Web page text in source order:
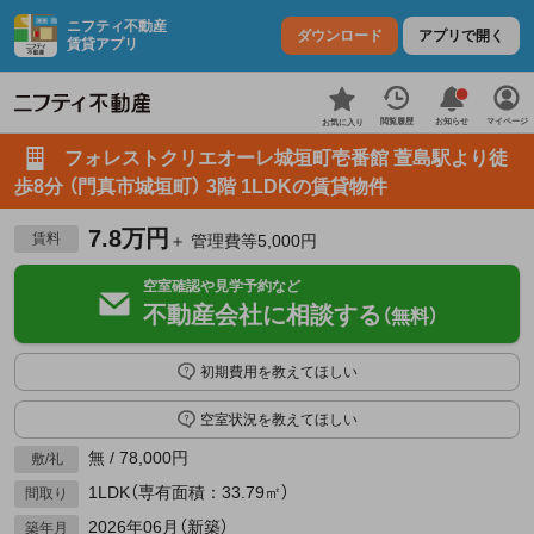
ニフティ不動産
賃貸アプリ
ダウンロード アプリで開く
お気に入り 閲覧履歴 お知らせ マイページ
フォレストクリエオーレ城垣町壱番館 萱島駅より徒
歩8分 （門真市城垣町） 3階 1LDKの賃貸物件
賃料 7.8万円 ＋ 管理費等5,000円
空室確認や見学予約など
不動産会社に相談する （無料）
初期費用を教えてほしい
空室状況を教えてほしい
敷/礼 無 / 78,000円
間取り 1LDK（専有面積：33.79㎡）
築年月 2026年06月（新築）